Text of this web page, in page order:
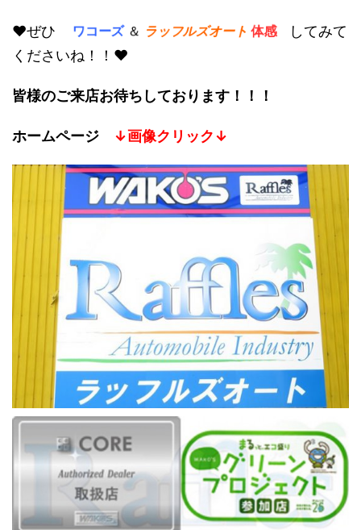
♥ぜひ ワコーズ＆ ラッフルズオート 体感
してみて
くださいね！！♥
皆様のご来店お待ちしております！！！
ホームページ ↓画像クリック↓